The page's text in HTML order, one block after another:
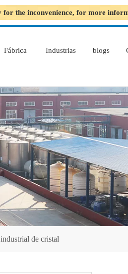
the inconvenience, for more
Fábrica Industrias blogs
de cristal